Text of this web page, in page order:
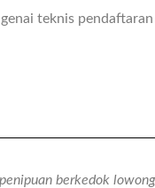
teknis
berkedok